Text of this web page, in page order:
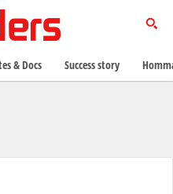
& Docs Success story